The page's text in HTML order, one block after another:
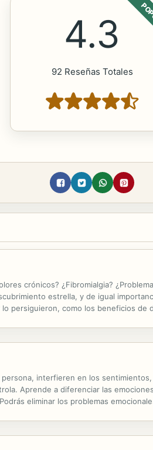
4.3
92 Reseñas Totales
crónicos? ¿Fibromialgia?
estrella, y de igual
persiguieron, como los beneficios de
interfieren en los
Aprende a diferenciar las
eliminar los problemas